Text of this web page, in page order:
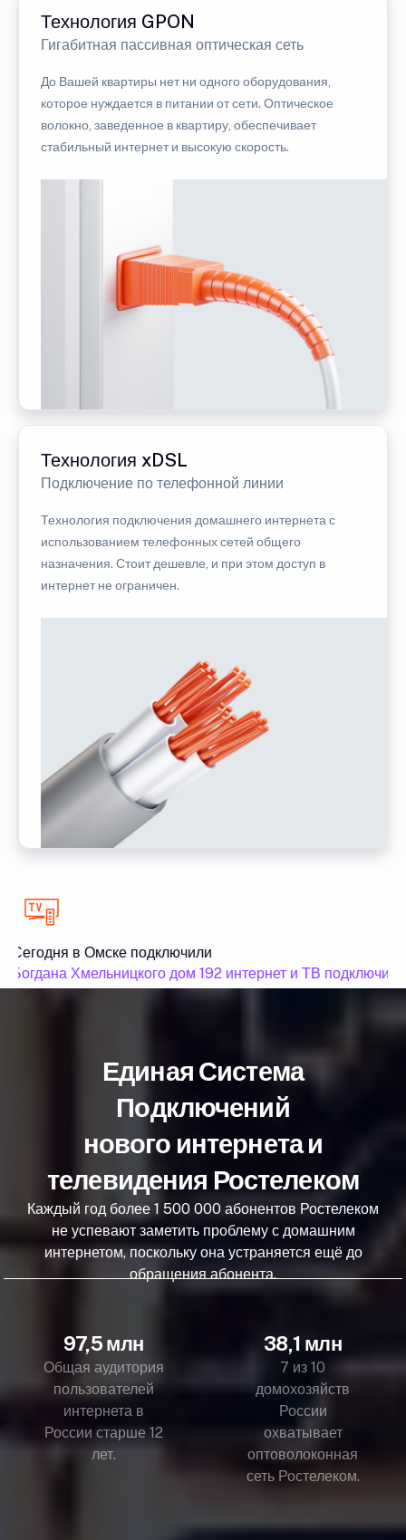
Технология GPON
Гигабитная пассивная оптическая сеть
До Вашей квартиры нет ни одного оборудования,
которое нуждается в питании от сети. Оптическое
волокно, заведенное в квартиру, обеспечивает
стабильный интернет и высокую скорость.
Технология xDSL
Подключение по телефонной линии
Технология подключения домашнего интернета с
использованием телефонных сетей общего
назначения. Стоит дешевле, и при этом доступ в
интернет не ограничен.
Сегодня в Омске подключили
Богдана Хмельницкого дом 192 интернет и ТВ подключили
Единая Система
Подключений
нового интернета и
телевидения Ростелеком
Каждый год более 1 500 000 абонентов Ростелеком
не успевают заметить проблему с домашним
интернетом, поскольку она устраняется ещё до
обращения абонента.
97,5 млн
Общая аудитория
пользователей
интернета в
России старше 12
лет.
38,1 млн
7 из 10
домохозяйств
России
охватывает
оптоволоконная
сеть Ростелеком.